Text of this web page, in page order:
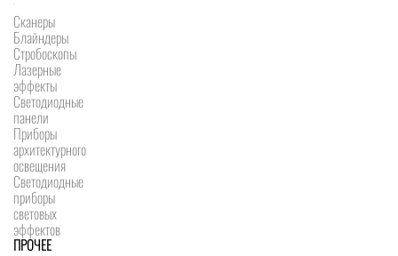
Сканеры
Блайндеры
Стробоскопы
Лазерные
эффекты
Светодиодные
панели
Приборы
архитектурного
освещения
Светодиодные
приборы
световых
эффектов
ПРОЧЕЕ